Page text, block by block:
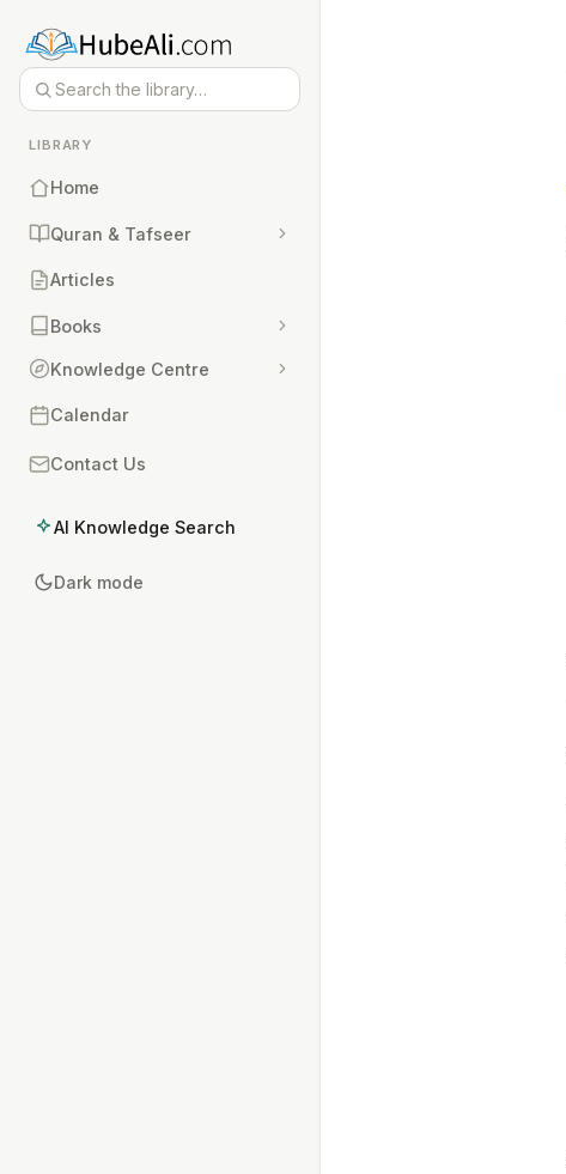
LIBRARY
Home
Quran & Tafseer
Articles
Books
Knowledge Centre
Calendar
Contact Us
AI Knowledge Search
Dark mode